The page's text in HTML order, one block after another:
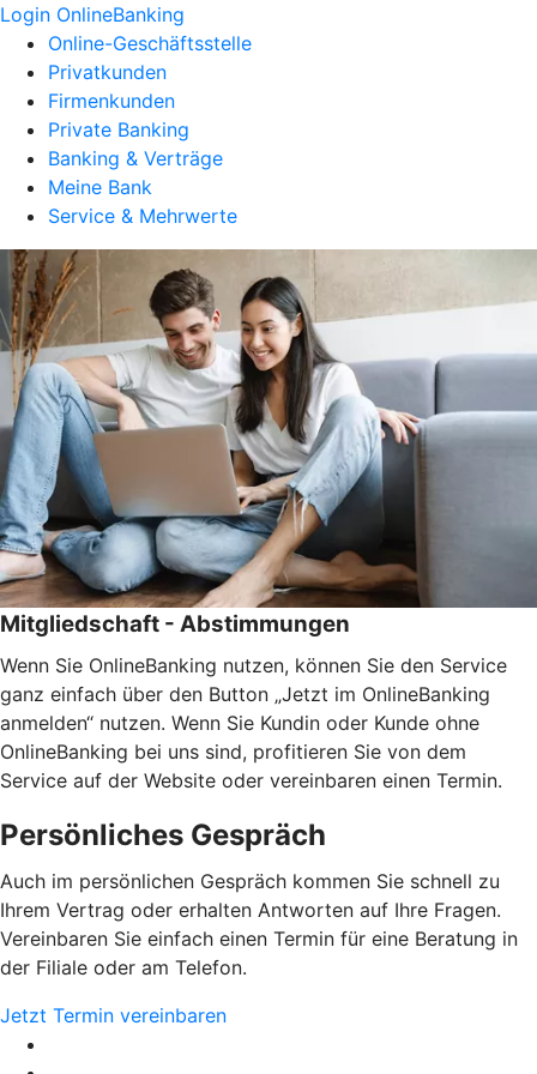
Login OnlineBanking
Online-Geschäftsstelle
Privatkunden
Firmenkunden
Private Banking
Banking & Verträge
Meine Bank
Service & Mehrwerte
Mitgliedschaft - Abstimmungen
Wenn Sie OnlineBanking nutzen, können Sie den Service
ganz einfach über den Button „Jetzt im OnlineBanking
anmelden“ nutzen. Wenn Sie Kundin oder Kunde ohne
OnlineBanking bei uns sind, profitieren Sie von dem
Service auf der Website oder vereinbaren einen Termin.
Persönliches Gespräch
Auch im persönlichen Gespräch kommen Sie schnell zu
Ihrem Vertrag oder erhalten Antworten auf Ihre Fragen.
Vereinbaren Sie einfach einen Termin für eine Beratung in
der Filiale oder am Telefon.
Jetzt Termin vereinbaren